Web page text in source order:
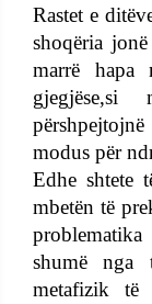
Rastet e
shoqëria
marrë hapa
modus për
Edhe shtete
mbetën të
shumë nga
metafizik të